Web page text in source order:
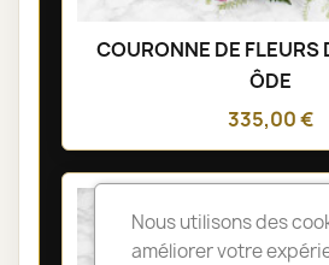
COURONNE DE FLEURS
ÔDE
335,00 €
Nous utilisons des
améliorer votre